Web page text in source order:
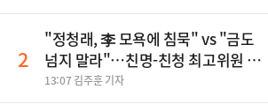
2
"정청래, 李 모욕에 침묵" vs "금도
넘지 말라"…친명-친청 최고위원 후
보, 제주서 격돌
13:07 김주훈 기자